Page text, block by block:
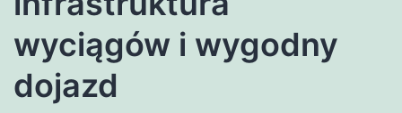
wyciągów i wygodny
dojazd